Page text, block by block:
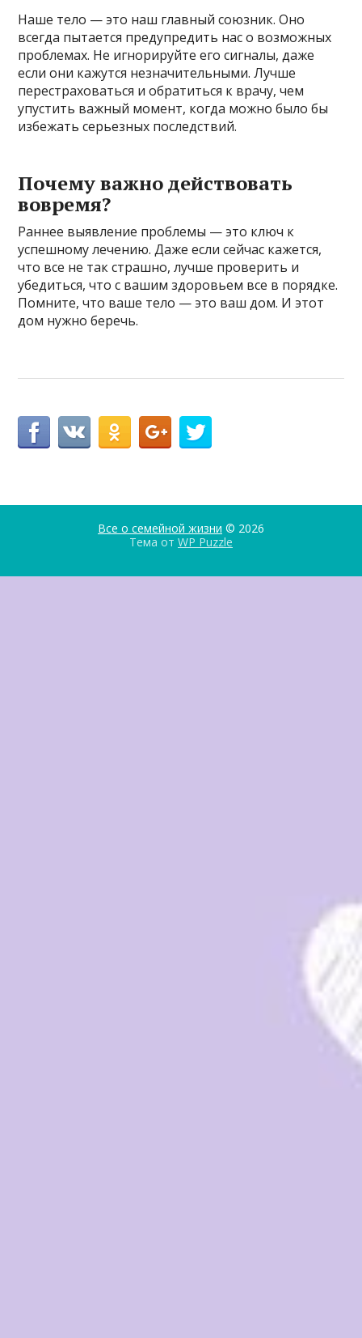
Наше тело — это наш главный союзник. Оно
всегда пытается предупредить нас о возможных
проблемах. Не игнорируйте его сигналы, даже
если они кажутся незначительными. Лучше
перестраховаться и обратиться к врачу, чем
упустить важный момент, когда можно было бы
избежать серьезных последствий.
Почему важно действовать
вовремя?
Раннее выявление проблемы — это ключ к
успешному лечению. Даже если сейчас кажется,
что все не так страшно, лучше проверить и
убедиться, что с вашим здоровьем все в порядке.
Помните, что ваше тело — это ваш дом. И этот
дом нужно беречь.
Все о семейной жизни © 2026
Тема от WP Puzzle